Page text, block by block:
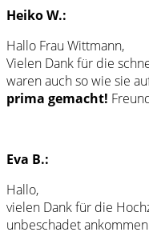
Heiko W.:
Hallo Frau Wittmann,
Vielen Dank für die
waren auch so wie sie
prima gemacht!
Eva B.:
Hallo,
vielen Dank für die
unbeschadet